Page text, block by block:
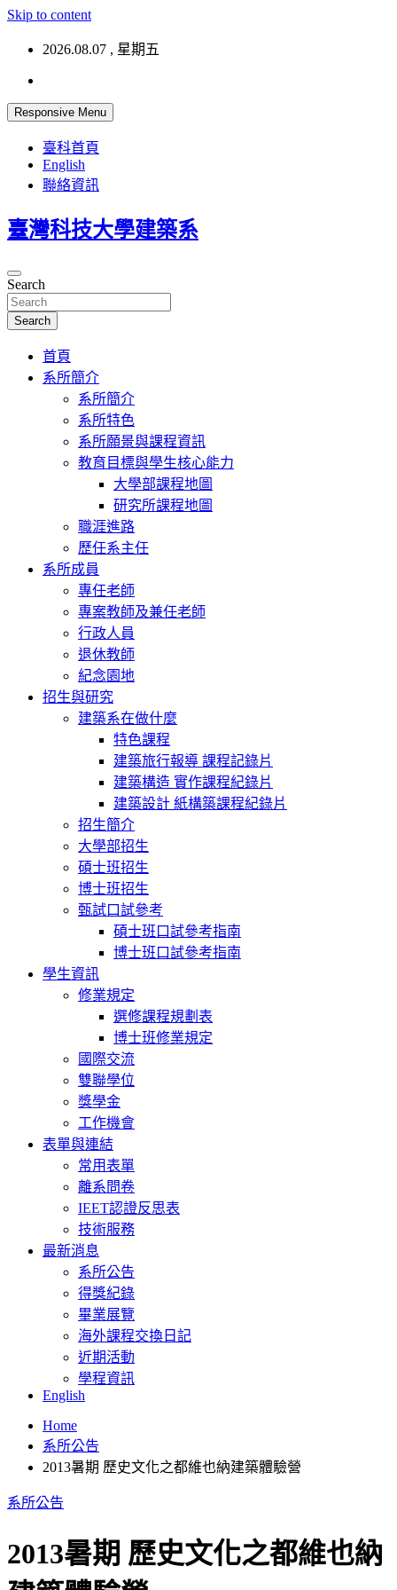
Skip to content
2026.08.07 , 星期五
Responsive Menu
臺科首頁
English
聯絡資訊
臺灣科技大學建築系
Search
Search
首頁
系所簡介
系所簡介
系所特色
系所願景與課程資訊
教育目標與學生核心能力
大學部課程地圖
研究所課程地圖
職涯進路
歷任系主任
系所成員
專任老師
專案教師及兼任老師
行政人員
退休教師
紀念園地
招生與研究
建築系在做什麼
特色課程
建築旅行報導 課程記錄片
建築構造 實作課程紀錄片
建築設計 紙構築課程紀錄片
招生簡介
大學部招生
碩士班招生
博士班招生
甄試口試參考
碩士班口試參考指南
博士班口試參考指南
學生資訊
修業規定
選修課程規劃表
博士班修業規定
國際交流
雙聯學位
獎學金
工作機會
表單與連結
常用表單
離系問卷
IEET認證反思表
技術服務
最新消息
系所公告
得獎紀錄
畢業展覽
海外課程交換日記
近期活動
學程資訊
English
Home
系所公告
2013暑期 歷史文化之都維也納建築體驗營
系所公告
2013暑期 歷史文化之都維也納